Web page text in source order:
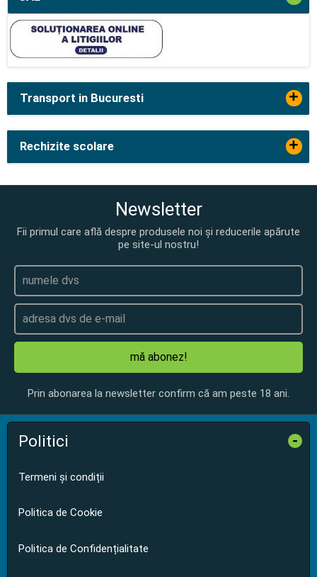
Transport in Bucuresti +
Rechizite scolare +
Newsletter
Fii primul care află despre produsele noi și reducerile apărute
pe site-ul nostru!
mă abonez!
Prin abonarea la newsletter confirm că am peste 18 ani.
Politici -
Termeni și condiții
Politica de Cookie
Politica de Confidențialitate